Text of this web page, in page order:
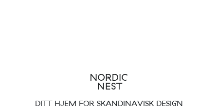
DITT HJEM FOR SKANDINAVISK DESIGN